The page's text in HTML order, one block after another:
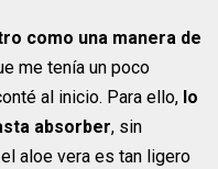
como una manera de
me tenía un poco
al inicio. Para ello, lo
absorber, sin
aloe vera es tan ligero